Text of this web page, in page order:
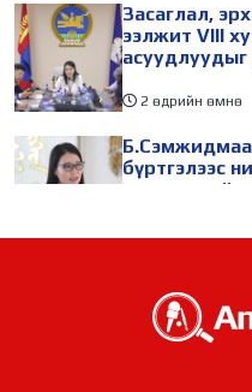
Засаглал,
ээлжит VIII
2 өдрийн өмнө
бүртгэлээс
эрхлэгчдийг
төсвийн
сонсгол